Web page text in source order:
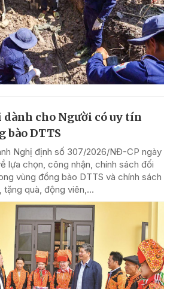
cho Người có uy tín
bào DTTS
Nghị định số 307/2026/NĐ-CP ngày
lựa chọn, công nhận, chính sách đối
vùng đồng bào DTTS và chính sách
quà, động viên,...